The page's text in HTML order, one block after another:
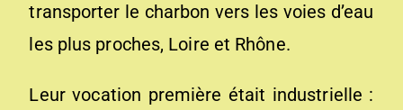
transporter le charbon vers les voies d’eau
les plus proches, Loire et Rhône.
Leur vocation première était industrielle :